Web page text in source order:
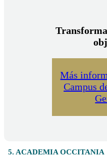
Más
Campus
5. ACADEMIA OCCITANIA